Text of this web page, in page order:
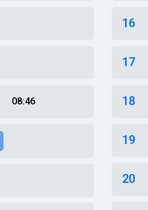
08:46
16
17
18
19
20